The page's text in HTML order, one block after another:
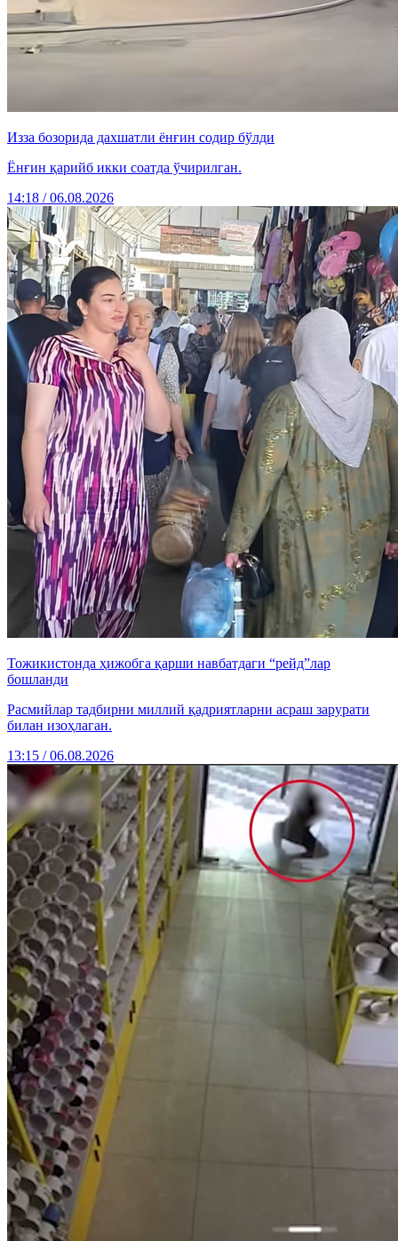
Изза бозорида дахшатли ёнғин содир бўлди
Ёнғин қарийб икки соатда ўчирилган.
14:18 / 06.08.2026
Тожикистонда ҳижобга қарши навбатдаги “рейд”лар
бошланди
Расмийлар тадбирни миллий қадриятларни асраш зарурати
билан изоҳлаган.
13:15 / 06.08.2026